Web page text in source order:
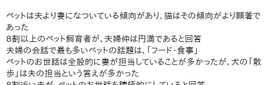
ペットは夫より妻になついている傾向があり、猫はその傾向がより顕著で
あった
8割以上のペット飼育者が、夫婦仲は円満であると回答
夫婦の会話で最も多いペットの話題は、「フード・食事」
ペットのお世話は全般的に妻が担当していることが多かったが、犬の「散
歩」は夫の担当という答えが多かった